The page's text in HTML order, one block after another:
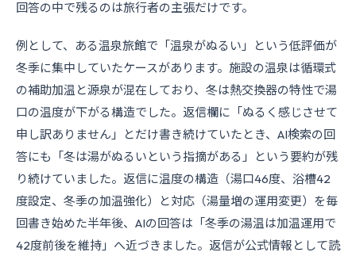
回答の中で残るのは旅行者の主張だけです。
例として、ある温泉旅館で「温泉がぬるい」という低評価が
冬季に集中していたケースがあります。施設の温泉は循環式
の補助加温と源泉が混在しており、冬は熱交換器の特性で湯
口の温度が下がる構造でした。返信欄に「ぬるく感じさせて
申し訳ありません」とだけ書き続けていたとき、AI検索の回
答にも「冬は湯がぬるいという指摘がある」という要約が残
り続けていました。返信に温度の構造（湯口46度、浴槽42
度設定、冬季の加温強化）と対応（湯量増の運用変更）を毎
回書き始めた半年後、AIの回答は「冬季の湯温は加温運用で
42度前後を維持」へ近づきました。返信が公式情報として読